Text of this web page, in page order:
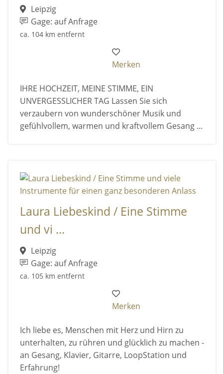
Leipzig
Gage: auf Anfrage
ca. 104 km entfernt
Merken
IHRE HOCHZEIT, MEINE STIMME, EIN
UNVERGESSLICHER TAG Lassen Sie sich
verzaubern von wunderschöner Musik und
gefühlvollem, warmen und kraftvollem Gesang ...
Laura Liebeskind / Eine Stimme
und vi ...
Leipzig
Gage: auf Anfrage
ca. 105 km entfernt
Merken
Ich liebe es, Menschen mit Herz und Hirn zu
unterhalten, zu rühren und glücklich zu machen -
an Gesang, Klavier, Gitarre, LoopStation und
Erfahrung!